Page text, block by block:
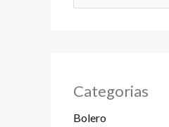
Categorias
Bolero